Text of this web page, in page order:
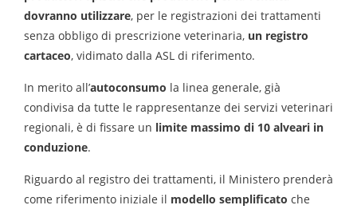
dovranno utilizzare, per le registrazioni dei trattamenti
senza obbligo di prescrizione veterinaria, un registro
cartaceo, vidimato dalla ASL di riferimento.
In merito all’autoconsumo la linea generale, già
condivisa da tutte le rappresentanze dei servizi veterinari
regionali, è di fissare un limite massimo di 10 alveari in
conduzione.
Riguardo al registro dei trattamenti, il Ministero prenderà
come riferimento iniziale il modello semplificato che